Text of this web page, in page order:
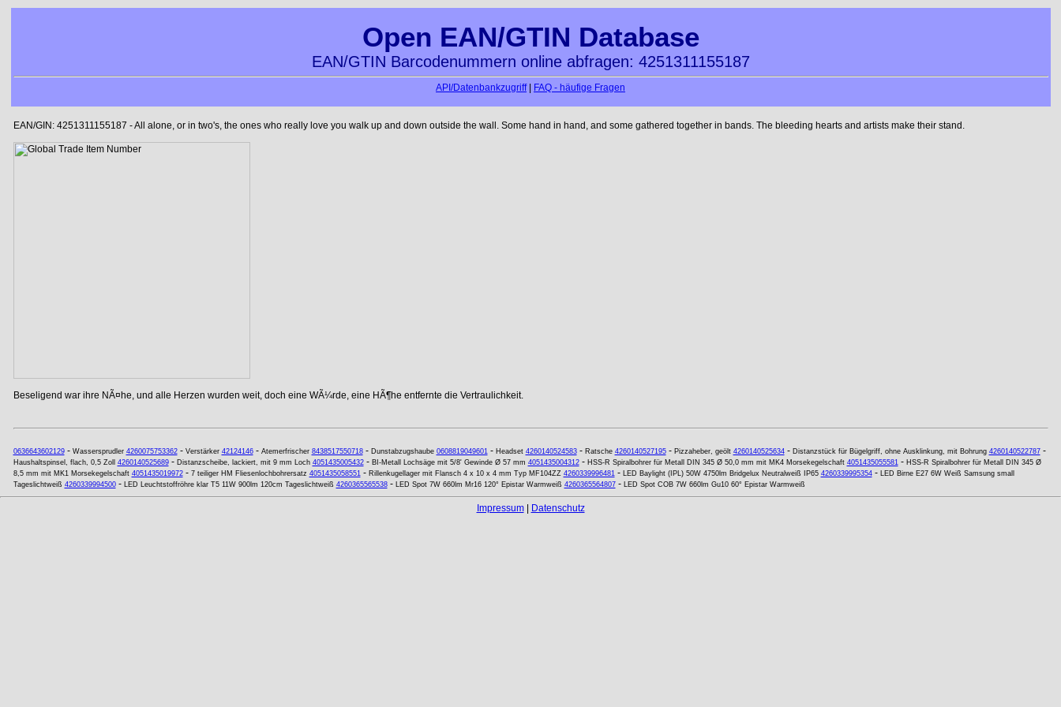
Open EAN/GTIN Database
EAN/GTIN Barcodenummern online abfragen: 4251311155187
API/Datenbankzugriff| FAQ - häufige Fragen
EAN/GIN: 4251311155187 - All alone, or in two's, the ones who really love you walk up and down outside the wall. Some hand in hand, and some gathered together in bands. The bleeding hearts and artists make their stand.
Beseligend war ihre NÃ¤he, und alle Herzen wurden weit, doch eine WÃ¼rde, eine HÃ¶he entfernte die Vertraulichkeit.
0636643602129- Wassersprudler 4260075753362- Verstärker 42124146- Atemerfrischer 8438517550718- Dunstabzugshaube 0608819049601- Headset 4260140524583- Ratsche 4260140527195- Pizzaheber, geölt 4260140525634- Distanzstück für Bügelgriff, ohne Ausklinkung, mit Bohrung 4260140522787-
Haushaltspinsel, flach, 0,5 Zoll 4260140525689- Distanzscheibe, lackiert, mit 9 mm Loch 4051435005432- BI-Metall Lochsäge mit 5/8' Gewinde Ø 57 mm 4051435004312- HSS-R Spiralbohrer für Metall DIN 345 Ø 50,0 mm mit MK4 Morsekegelschaft 4051435055581- HSS-R Spiralbohrer für Metall DIN 345 Ø
8,5 mm mit MK1 Morsekegelschaft 4051435019972- 7 teiliger HM Fliesenlochbohrersatz 4051435058551- Rillenkugellager mit Flansch 4 x 10 x 4 mm Typ MF104ZZ 4260339996481- LED Baylight (IPL) 50W 4750lm Bridgelux Neutralweiß IP65 4260339995354- LED Birne E27 6W Weiß Samsung small
Tageslichtweiß 4260339994500- LED Leuchtstoffröhre klar T5 11W 900lm 120cm Tageslichtweiß 4260365565538- LED Spot 7W 660lm Mr16 120° Epistar Warmweiß 4260365564807- LED Spot COB 7W 660lm Gu10 60° Epistar Warmweiß
Impressum| Datenschutz